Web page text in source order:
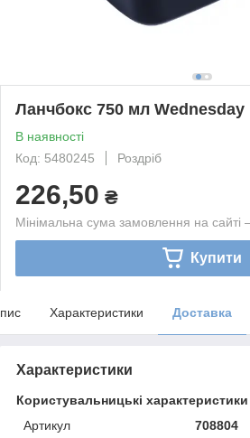
Ланчбокс 750 мл Wednesday
В наявності
Код: 5480245
Роздріб
226,50 ₴
Мінімальна сума замовлення на
Купити
Характеристики Доставка
Характеристики
Користувальницькі характеристики
Артикул
708804